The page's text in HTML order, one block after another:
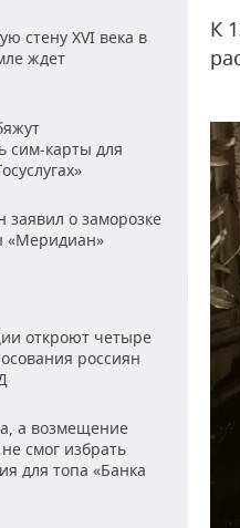
стену XVI века в
ждет
сим-карты для
заявил о заморозке
«Меридиан»
откроют четыре
россиян
а возмещение
смог избрать
для топа «Банка
К